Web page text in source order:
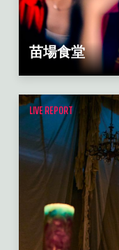
苗場食堂
LIVE REPORT